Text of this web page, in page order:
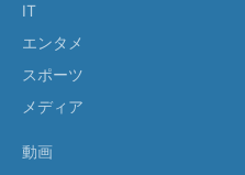
IT
エンタメ
スポーツ
メディア
動画